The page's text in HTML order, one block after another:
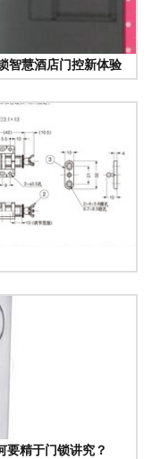
智慧酒店门控新体验
精于门锁讲究？